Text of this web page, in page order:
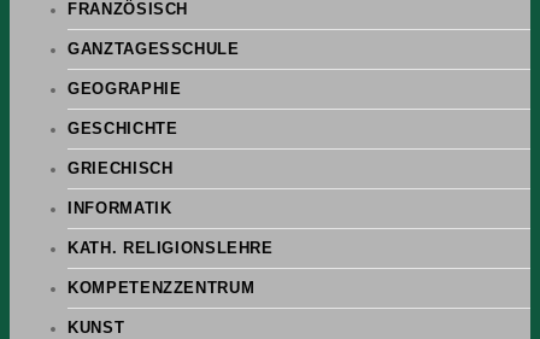
FRANZÖSISCH
GANZTAGESSCHULE
GEOGRAPHIE
GESCHICHTE
GRIECHISCH
INFORMATIK
KATH. RELIGIONSLEHRE
KOMPETENZZENTRUM
KUNST